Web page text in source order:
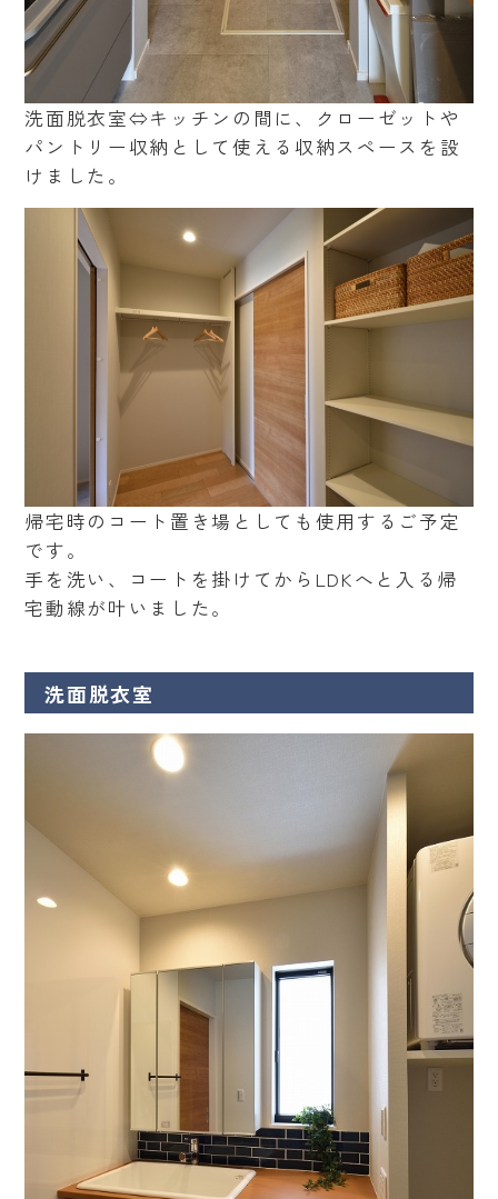
洗面脱衣室⇔キッチンの間に、クローゼットや
パントリー収納として使える収納スペースを設
けました。
帰宅時のコート置き場としても使用するご予定
です。
手を洗い、コートを掛けてからLDKへと入る帰
宅動線が叶いました。
洗面脱衣室